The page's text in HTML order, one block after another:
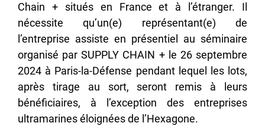
Chain + situés en France et à l’étranger. Il
nécessite qu’un(e) représentant(e) de
l’entreprise assiste en présentiel au séminaire
organisé par SUPPLY CHAIN + le 26 septembre
2024 à Paris-la-Défense pendant lequel les lots,
après tirage au sort, seront remis à leurs
bénéficiaires, à l’exception des entreprises
ultramarines éloignées de l’Hexagone.